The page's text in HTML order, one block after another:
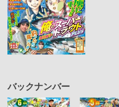
バックナンバー